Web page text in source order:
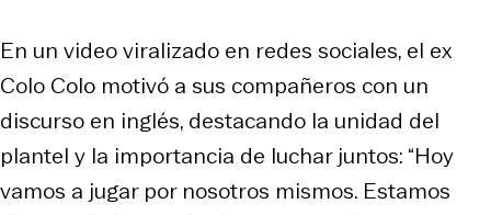
En un video viralizado en redes sociales, el ex
Colo Colo motivó a sus compañeros con un
discurso en inglés, destacando la unidad del
plantel y la importancia de luchar juntos: “Hoy
vamos a jugar por nosotros mismos. Estamos